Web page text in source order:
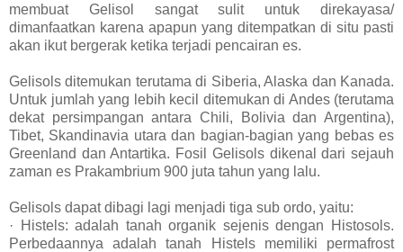
membuat Gelisol sangat sulit untuk direkayasa/
dimanfaatkan karena apapun yang ditempatkan di situ pasti
akan ikut bergerak ketika terjadi pencairan es.
Gelisols ditemukan terutama di Siberia, Alaska dan Kanada.
Untuk jumlah yang lebih kecil ditemukan di Andes (terutama
dekat persimpangan antara Chili, Bolivia dan Argentina),
Tibet, Skandinavia utara dan bagian-bagian yang bebas es
Greenland dan Antartika. Fosil Gelisols dikenal dari sejauh
zaman es Prakambrium 900 juta tahun yang lalu.
Gelisols dapat dibagi lagi menjadi tiga sub ordo, yaitu:
· Histels: adalah tanah organik sejenis dengan Histosols.
Perbedaannya adalah tanah Histels memiliki permafrost